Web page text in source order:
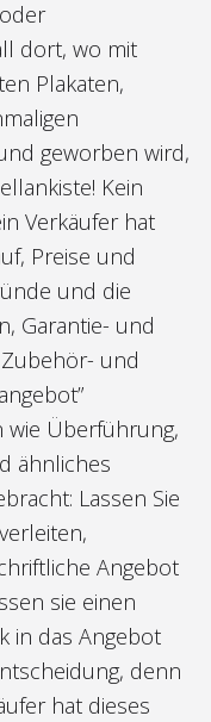
dort, wo mit
Plakaten,
geworben wird,
Kein
Verkäufer hat
Preise und
und die
Garantie- und
und
wie Überführung,
ähnliches
Lassen Sie
Angebot
sie einen
in das Angebot
denn
hat dieses